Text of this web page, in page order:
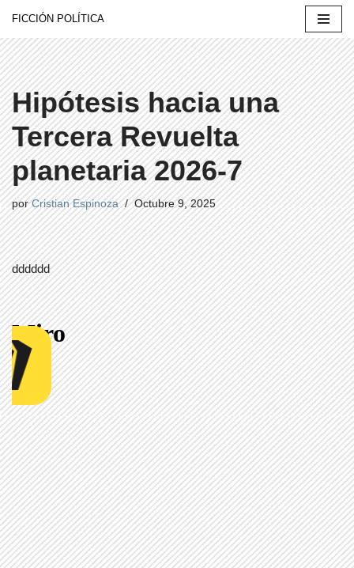
Saltar
al
contenido
FICCIÓN POLÍTICA
Hipótesis hacia una
Tercera Revuelta
planetaria 2026-7
porCristian Espinoza Octubre 9, 2025
dddddd